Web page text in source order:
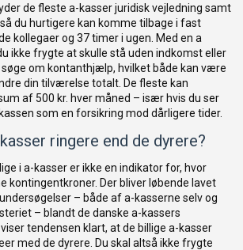
de fleste a-kasser juridisk vejledning samt
du hurtigere kan komme tilbage i fast
kollegaer og 37 timer i ugen. Med en a
ikke frygte at skulle stå uden indkomst eller
om kontanthjælp, hvilket både kan være
din tilværelse totalt. De fleste kan
af 500 kr. hver måned – især hvis du ser
som en forsikring mod dårligere tider.
ringere end de dyrere?
i a-kasser er ikke en indikator for, hvor
kontingentkroner. Der bliver løbende lavet
– både af a-kasserne selv og
– blandt de danske a-kassers
tendensen klart, at de billige a-kasser
med de dyrere. Du skal altså ikke frygte